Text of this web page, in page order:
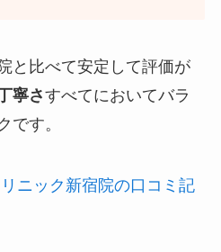
と比べて安定して評価が
寧さすべてにおいてバラ
です。
ニック新宿院の口コミ記